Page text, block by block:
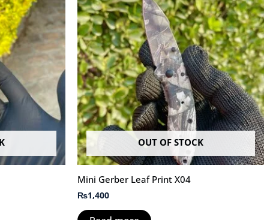
OUT OF STOCK
Mini Gerber Leaf Print X04
₨1,400